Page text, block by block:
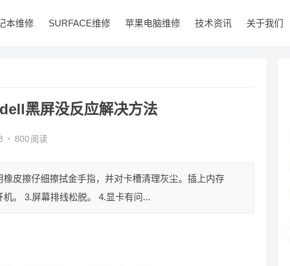
本维修 SURFACE维修 苹果电脑维修 技术资讯 关于我们
黑屏没反应解决方法
• 800 阅读
皮擦仔细擦拭金手指，并对卡槽清理灰尘。插上内存
。 3.屏幕排线松脱。 4.显卡有问...